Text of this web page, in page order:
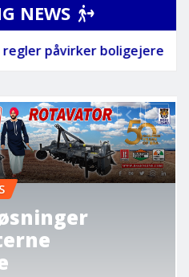
NEWS
Hvilke SaaS løsninger
sunde